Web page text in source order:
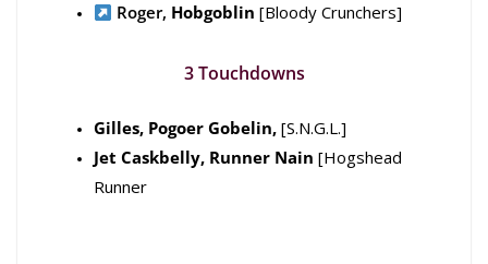
Roger, Hobgoblin [Bloody Crunchers]
3 Touchdowns
Gilles, Pogoer Gobelin, [S.N.G.L.]
Jet Caskbelly, Runner Nain [Hogshead
Runner